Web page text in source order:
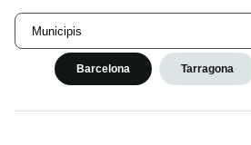
Municipis
Barcelona Tarragona